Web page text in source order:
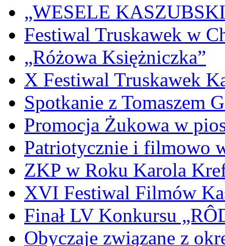
„WESELE
Festiwal Truskawek w
„Różowa Księżniczka”
X Festiwal Truskawek
Spotkanie z Tomaszem
Promocja Żukowa w
Patriotycznie i filmowo
ZKP w Roku Karola
XVI Festiwal Filmów
Finał LV Konkursu
Obyczaje związane z